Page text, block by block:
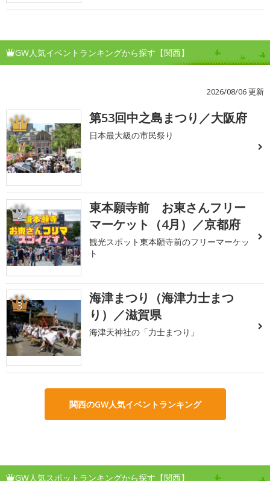
GW人気イベントランキングから探す【関西】
2026/08/06 更新
1 第53回中之島まつり／大阪府
日本最大級の市民祭り
2
東本願寺前 お東さんフリー
マーケット（4月）／京都府
観光スポット東本願寺前のフリーマーケッ
ト
3
海津まつり（海津力士まつ
り）／滋賀県
海津天神社の「力士まつり」
関西のGW人気イベントランキング
GW人気スポットランキングから探す【関西】